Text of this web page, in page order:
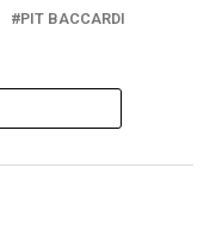
PIT BACCARDI